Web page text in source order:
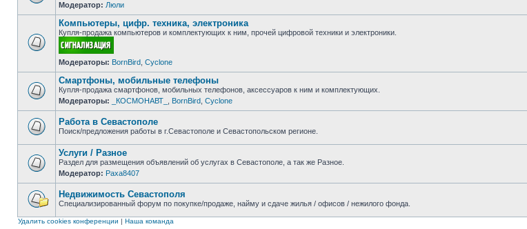
Нет
непрочитанных
сообщений
Модератор: Люли
Нет
непрочитанных
Компьютеры, цифр. техника, электроника
Купля-продажа компьютеров и комплектующих к ним, прочей цифровой техники и электроники.
Модераторы: BornBird Cyclone
Нет
непрочитанных
сообщений
Смартфоны, мобильные телефоны
Купля-продажа смартфонов, мобильных телефонов, аксессуаров к ним и комплектующих.
Модераторы:
_КОСМОНАВТ_ BornBird Cyclone
непрочитанных
сообщений
Работа в Севастополе
Поиск/предложения работы в г.Севастополе и Севастопольском регионе.
Нет
непрочитанных
сообщений
Услуги / Разное
Раздел для размещения объявлений об услугах в Севастополе, а так же Разное.
Модератор: Paxa8407
непрочитанных
сообщений
Недвижимость Севастополя
Специализированный форум по покупке/продаже, найму и сдаче жилья / офисов / нежилого фонда.
Удалить cookies конференции | Наша команда